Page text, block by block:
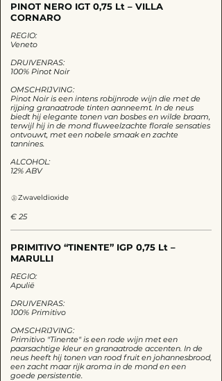
PINOT NERO IGT 0,75 Lt – VILLA
CORNARO
REGIO:
Veneto
DRUIVENRAS:
100% Pinot Noir
OMSCHRIJVING:
Pinot Noir is een intens robijnrode wijn die met de
rijping granaatrode tinten aanneemt. In de neus
biedt hij elegante tonen van bosbes en wilde braam,
terwijl hij in de mond fluweelzachte florale sensaties
ontvouwt, met een nobele smaak en zachte
tannines.
ALCOHOL:
12% ABV
€ 25
Zwaveldioxide
PRIMITIVO “TINENTE” IGP 0,75 Lt –
MARULLI
REGIO:
Apulië
DRUIVENRAS:
100% Primitivo
OMSCHRIJVING:
Primitivo "Tinente" is een rode wijn met een
paarsachtige kleur en granaatrode accenten. In de
neus heeft hij tonen van rood fruit en johannesbrood,
een zacht maar rijk aroma in de mond en een
goede persistentie.